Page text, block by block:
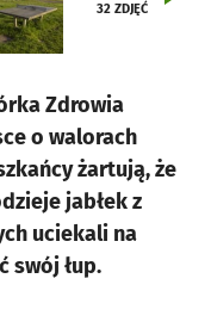
32 ZDJĘĆ
Zdrowia
o walorach
żartują, że
jabłek z
uciekali na
swój łup.